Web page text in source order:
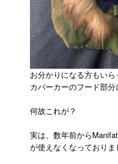
お分かりになる方もい
カパーカーのフード部分
何故これが？
実は、数年前から
が使えなくなっておりま